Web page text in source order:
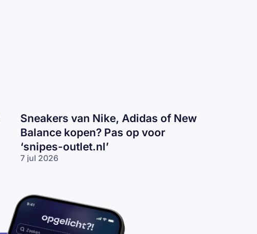
Sneakers van Nike, Adidas of New
Balance kopen? Pas op voor
‘snipes-outlet.nl’
7 jul 2026
Adidas
of New
Balance
kopen?